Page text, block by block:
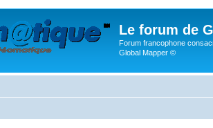
Le forum de
Forum francophone
Global Mapper ©